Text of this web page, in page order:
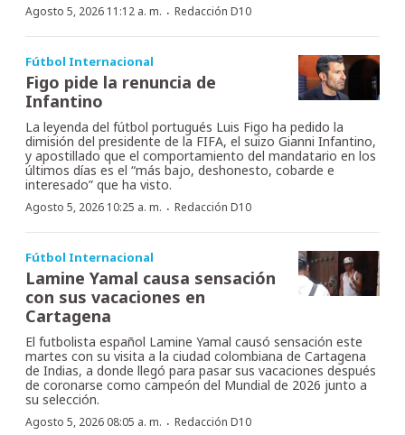
Agosto 5, 2026 11:12 a. m. · Redacción D10
Fútbol Internacional
Figo pide la renuncia de
Infantino
La leyenda del fútbol portugués Luis Figo ha pedido la
dimisión del presidente de la FIFA, el suizo Gianni Infantino,
y apostillado que el comportamiento del mandatario en los
últimos días es el “más bajo, deshonesto, cobarde e
interesado” que ha visto.
Agosto 5, 2026 10:25 a. m. · Redacción D10
Fútbol Internacional
Lamine Yamal causa sensación
con sus vacaciones en
Cartagena
El futbolista español Lamine Yamal causó sensación este
martes con su visita a la ciudad colombiana de Cartagena
de Indias, a donde llegó para pasar sus vacaciones después
de coronarse como campeón del Mundial de 2026 junto a
su selección.
Agosto 5, 2026 08:05 a. m. · Redacción D10